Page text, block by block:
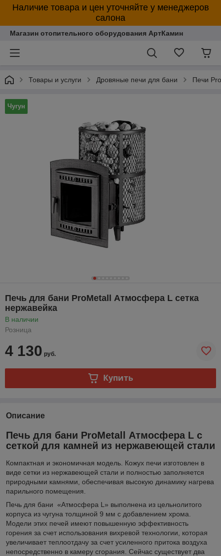
Наличие товара и цен уточняйте у менеджеров
салона
Магазин отопительного оборудования АртКамин
Товары и услуги Дровяные печи для бани Печи
Чугун
Печь для бани ProMetall Атмосфера L сетка
нержавейка
В наличии
Розница
4 130 руб.
Купить
Описание
Печь для бани ProMetall Атмосфера L с
сеткой для камней из нержавеющей стали
Компактная и экономичная модель. Кожух печи изготовлен в
виде сетки из нержавеющей стали и полностью заполняется
природными камнями, обеспечивая высокую динамику нагрева
парильного помещения.
Печь для бани «Атмосфера L» выполнена из цельнолитого
корпуса из чугуна толщиной 9 мм с добавлением хрома.
Модели этих печей имеют повышенную эффективность
горения за счет использования вихревой технологии, которая
увеличивает теплоотдачу за счет усиленного притока воздуха
непосредственно в камеру сгорания. Сейчас существует два